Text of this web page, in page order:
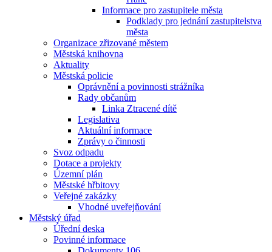
Informace pro zastupitele města
Podklady pro jednání zastupitelstva
města
Organizace zřizované městem
Městská knihovna
Aktuality
Městská policie
Oprávnění a povinnosti strážníka
Rady občanům
Linka Ztracené dítě
Legislativa
Aktuální informace
Zprávy o činnosti
Svoz odpadu
Dotace a projekty
Územní plán
Městské hřbitovy
Veřejné zakázky
Vhodné uveřejňování
Městský úřad
Úřední deska
Povinné informace